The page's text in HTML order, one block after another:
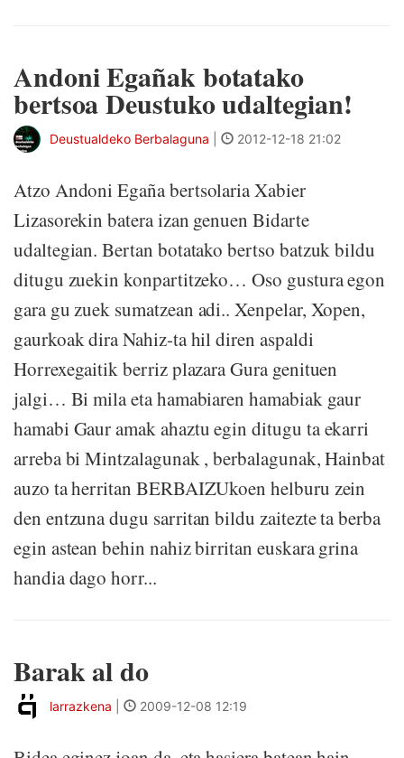
Andoni Egañak botatako
bertsoa Deustuko udaltegian!
Deustualdeko Berbalaguna 2012-12-18 21:02
Atzo Andoni Egaña bertsolaria Xabier
Lizasorekin batera izan genuen Bidarte
udaltegian. Bertan botatako bertso batzuk bildu
ditugu zuekin konpartitzeko… Oso gustura egon
gara gu zuek sumatzean adi.. Xenpelar, Xopen,
gaurkoak dira Nahiz-ta hil diren aspaldi
Horrexegaitik berriz plazara Gura genituen
jalgi… Bi mila eta hamabiaren hamabiak gaur
hamabi Gaur amak ahaztu egin ditugu ta ekarri
arreba bi Mintzalagunak , berbalagunak, Hainbat
auzo ta herritan BERBAIZUkoen helburu zein
den entzuna dugu sarritan bildu zaitezte ta berba
egin astean behin nahiz birritan euskara grina
handia dago horr...
Barak al do
larrazkena 2009-12-08 12:19